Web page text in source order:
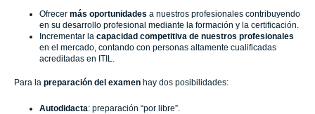
­Ofrecer más oportunidades a nuestros profesionales contribuyendo
en su desarrollo profesional mediante la formación y la certificación.
Incrementar la capacidad competitiva de nuestros profesionales
en el mercado, contando con personas altamente cualificadas
acreditadas en ITIL.
Para la preparación del examen hay dos posibilidades:
Autodidacta: preparación “por libre”.